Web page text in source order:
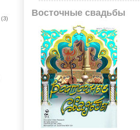
Восточные свадьбы
(3)